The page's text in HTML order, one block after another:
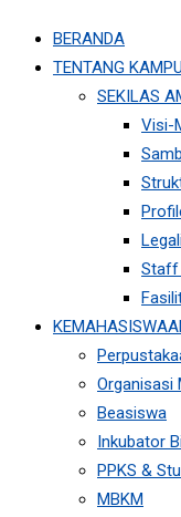
BERANDA
TENTANG
SEKILAS
Visi-
Staff
Organisasi
Beasiswa
Inkubator
PPKS &
MBKM